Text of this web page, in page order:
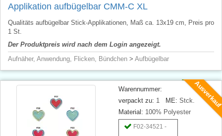
Applikation aufbügelbar CMM-C XL
Qualitäts aufbügelbar Stick-Applikationen, Maß ca. 13x19 cm, Preis pro
1 St.
Der Produktpreis wird nach dem Login angezeigt.
Aufnäher, Anwendung, Flicken, Bündchen > Aufbügelbar
Warennummer:
verpackt zu: 1 ME: Stck.
Material: 100% Polyester
F02-34521 -